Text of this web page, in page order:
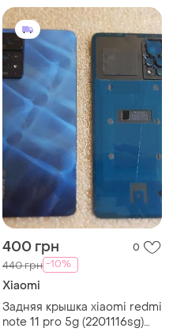
400 грн 0
440 грн -10%
Xiaomi
Задняя крышка xiaomi redmi
note 11 pro 5g (2201116sg)